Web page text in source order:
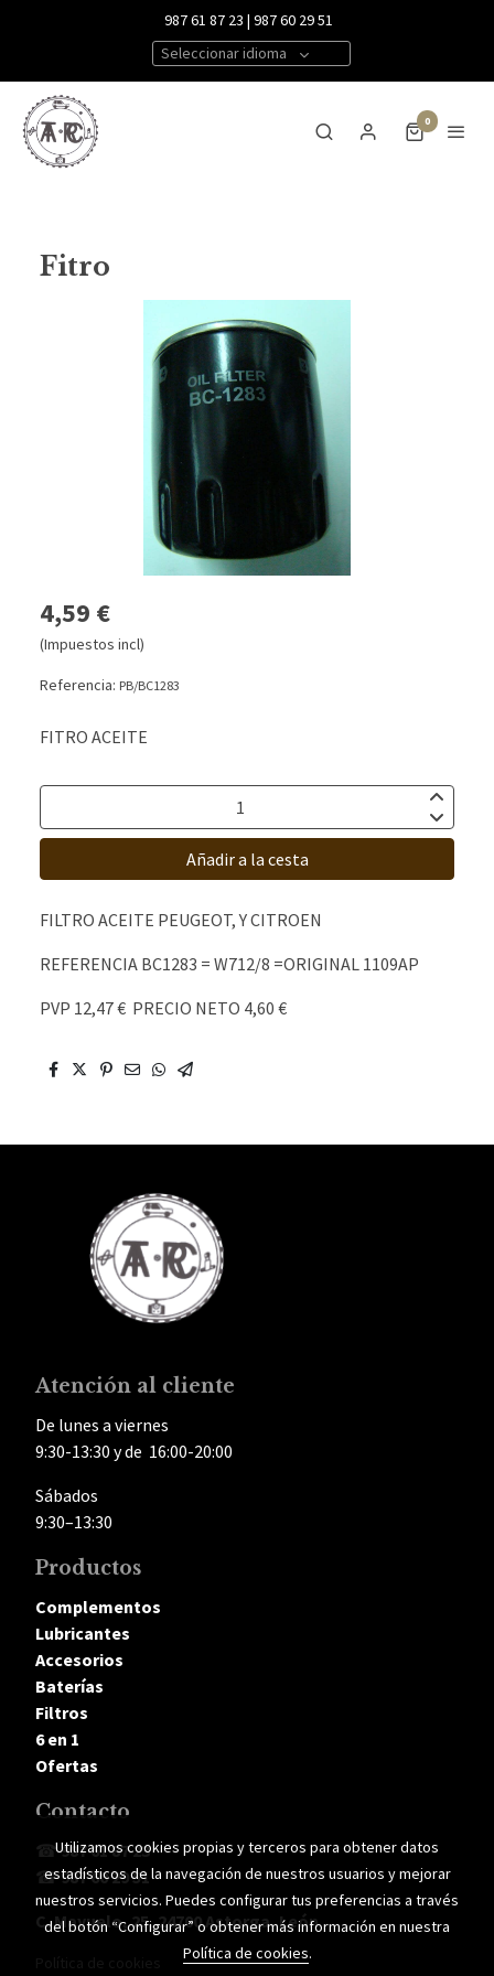
987 61 87 23 | 987 60 29 51
Seleccionar idioma
0
Fitro
4,59 €
(Impuestos incl)
Referencia: PB/BC1283
FITRO ACEITE
Añadir a la cesta
FILTRO ACEITE PEUGEOT, Y CITROEN
REFERENCIA BC1283 = W712/8 =ORIGINAL 1109AP
PVP 12,47 € PRECIO NETO 4,60 €
Atención al cliente
De lunes a viernes
9:30-13:30 y de 16:00-20:00
Sábados
9:30–13:30
Productos
Complementos
Lubricantes
Accesorios
Baterías
Filtros
6 en 1
Ofertas
Contacto
☎987 61 87 23
☎987 60 29 51
C. Mayuelo, 25, 24700 Astorga, León
Utilizamos cookies propias y terceros para obtener datos
estadísticos de la navegación de nuestros usuarios y mejorar
nuestros servicios. Puedes configurar tus preferencias a través
del botón “Configurar” o obtener más información en nuestra
Política de cookies.